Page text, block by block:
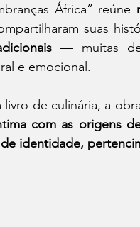
África” reúne
suas
— muitas
e emocional.
de culinária, a
com as origens
identidade,